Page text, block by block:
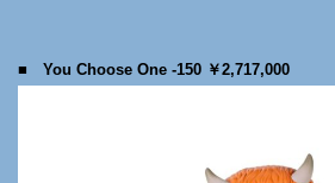
■ You Choose One -150 ￥2,717,000